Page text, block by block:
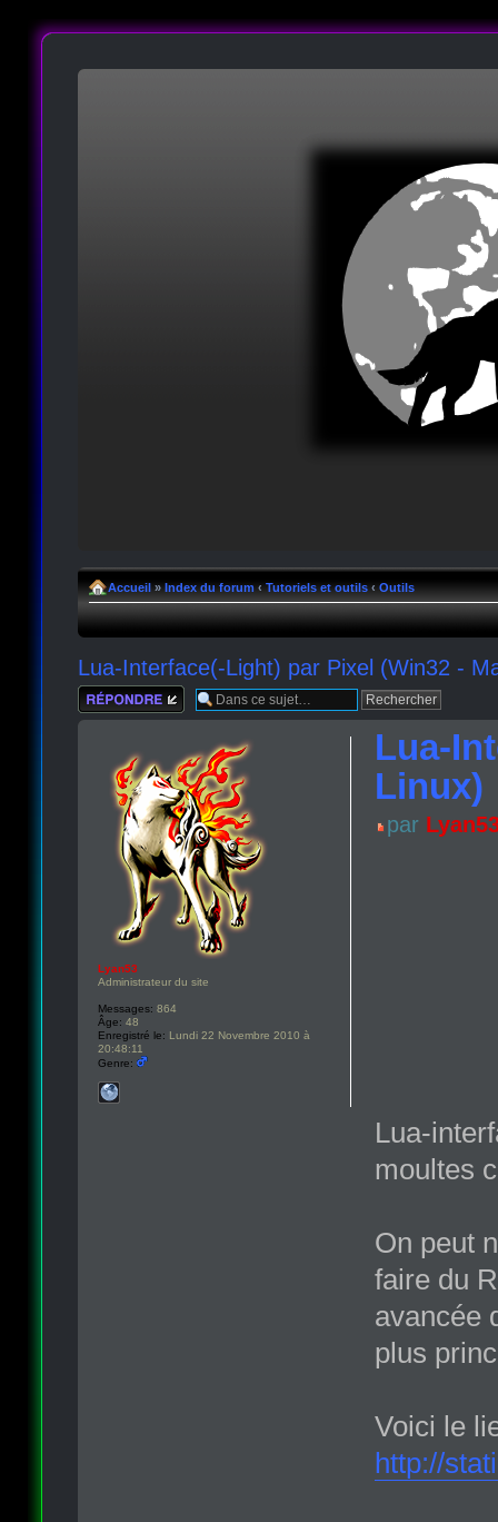
Accueil » Index du forum ‹ Tutoriels et outils ‹ Outils
Lua-Interface(-Light) par Pixel (Win32 -
Répondre
Lua-
Linux)
par
Lua-
moultes
On peut
faire du
avancée
plus
Voici le
http://
Lyan53
Administrateur du site
Messages: 864
Âge: 48
Enregistré le: Lundi 22 Novembre 2010 à
20:48:11
Genre: